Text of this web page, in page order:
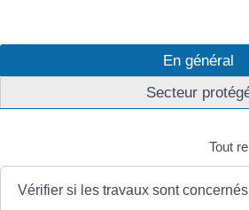
En général
Secteur
Tout
Vérifier si les travaux sont